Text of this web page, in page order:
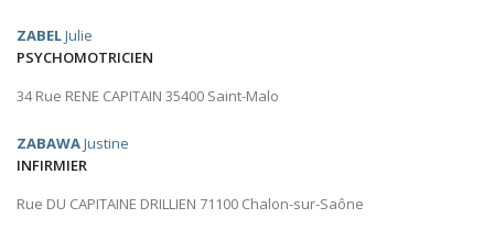
ZABELJulie
PSYCHOMOTRICIEN
34 Rue RENE CAPITAIN 35400 Saint-Malo
ZABAWAJustine
INFIRMIER
Rue DU CAPITAINE DRILLIEN 71100 Chalon-sur-Saône